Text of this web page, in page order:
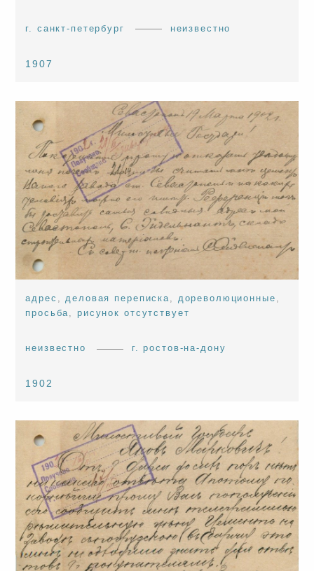
г. санкт-петербург неизвестно
1907
адрес ,деловая переписка, дореволюционные ,
просьба,рисунок отсутствует
неизвестно г. ростов-на-дону
1902